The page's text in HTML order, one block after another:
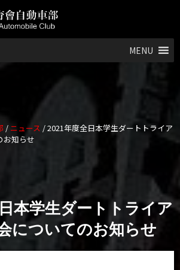
MENU
/ ニュース /2021年度全日本学生ダートトライア
お知らせ
本学生ダートトライア
についてのお知らせ